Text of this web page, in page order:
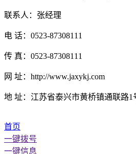
联系人：张经理
电 话：0523-87308111
传 真：0523-87308111
网 址：http://www.jaxykj.com
地 址：江苏省泰兴市黄桥镇通联路1
首页
一键拨号
一键信息